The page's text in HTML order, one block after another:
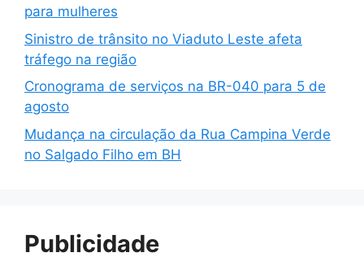
para mulheres
Sinistro de trânsito no Viaduto Leste afeta
tráfego na região
Cronograma de serviços na BR-040 para 5 de
agosto
Mudança na circulação da Rua Campina Verde
no Salgado Filho em BH
Publicidade